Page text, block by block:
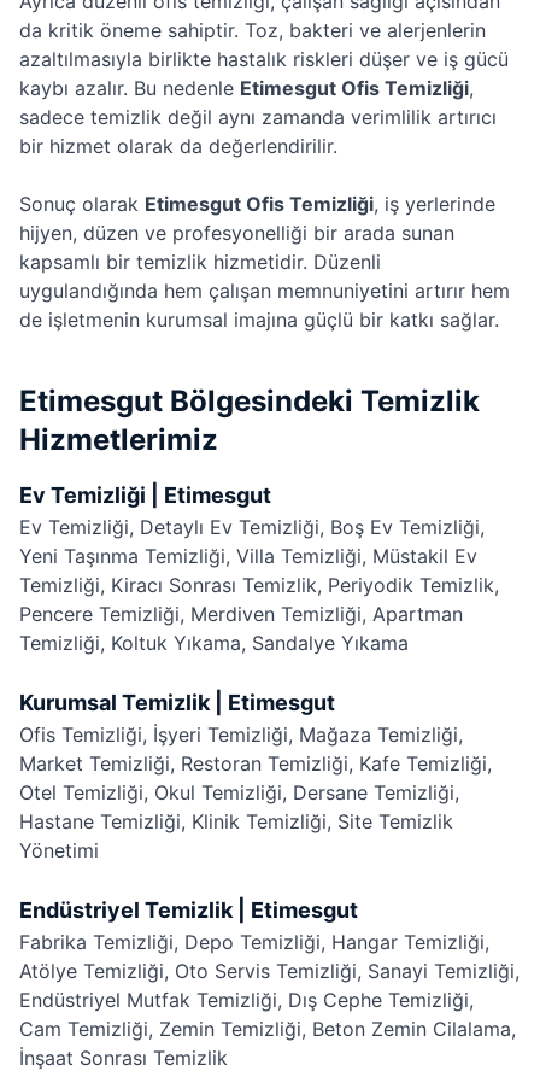
da kritik öneme sahiptir. Toz, bakteri ve alerjenlerin
azaltılmasıyla birlikte hastalık riskleri düşer ve iş gücü
kaybı azalır. Bu nedenle Etimesgut Ofis Temizliği,
sadece temizlik değil aynı zamanda verimlilik artırıcı
bir hizmet olarak da değerlendirilir.
Sonuç olarak Etimesgut Ofis Temizliği, iş yerlerinde
hijyen, düzen ve profesyonelliği bir arada sunan
kapsamlı bir temizlik hizmetidir. Düzenli
uygulandığında hem çalışan memnuniyetini artırır hem
de işletmenin kurumsal imajına güçlü bir katkı sağlar.
Etimesgut Bölgesindeki Temizlik
Hizmetlerimiz
Ev Temizliği | Etimesgut
Ev Temizliği, Detaylı Ev Temizliği, Boş Ev Temizliği,
Yeni Taşınma Temizliği, Villa Temizliği, Müstakil Ev
Temizliği, Kiracı Sonrası Temizlik, Periyodik Temizlik,
Pencere Temizliği, Merdiven Temizliği, Apartman
Temizliği, Koltuk Yıkama, Sandalye Yıkama
Kurumsal Temizlik | Etimesgut
Ofis Temizliği, İşyeri Temizliği, Mağaza Temizliği,
Market Temizliği, Restoran Temizliği, Kafe Temizliği,
Otel Temizliği, Okul Temizliği, Dersane Temizliği,
Hastane Temizliği, Klinik Temizliği, Site Temizlik
Yönetimi
Endüstriyel Temizlik | Etimesgut
Fabrika Temizliği, Depo Temizliği, Hangar Temizliği,
Atölye Temizliği, Oto Servis Temizliği, Sanayi Temizliği,
Endüstriyel Mutfak Temizliği, Dış Cephe Temizliği,
Cam Temizliği, Zemin Temizliği, Beton Zemin Cilalama,
İnşaat Sonrası Temizlik